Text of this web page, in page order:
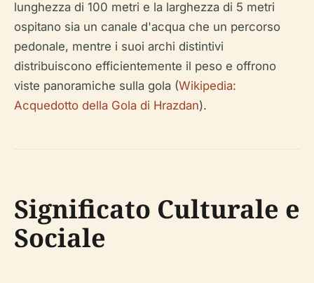
lunghezza di 100 metri e la larghezza di 5 metri
ospitano sia un canale d'acqua che un percorso
pedonale, mentre i suoi archi distintivi
distribuiscono efficientemente il peso e offrono
viste panoramiche sulla gola (Wikipedia:
Acquedotto della Gola di Hrazdan).
Significato Culturale e
Sociale